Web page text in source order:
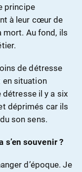
principe
à leur cœur de
mort. Au fond, ils
de détresse
en situation
détresse il y a six
déprimés car ils
son sens.
souvenir ?
d’époque. Je